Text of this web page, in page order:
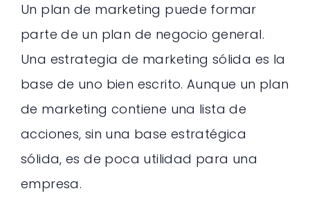
Un plan de marketing puede formar
parte de un plan de negocio general.
Una estrategia de marketing sólida es la
base de uno bien escrito. Aunque un plan
de marketing contiene una lista de
acciones, sin una base estratégica
sólida, es de poca utilidad para una
empresa.